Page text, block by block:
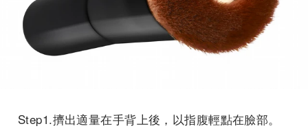
Step1.擠出適量在手背上後，以指腹輕點在臉部。